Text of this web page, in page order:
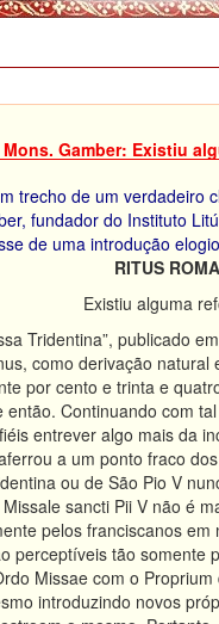
Mons. Gamber: Existiu
trecho de um
fundador do Instituto
de uma introdução
RITUS
Existiu alguma
Tridentina”, publicado
como derivação
por cento e trinta e
Continuando com
entrever algo mais da
a um ponto fraco
ou de São Pio V
sancti Pii V não é
pelos franciscanos
perceptíveis tão
Missae com o
introduzindo novos